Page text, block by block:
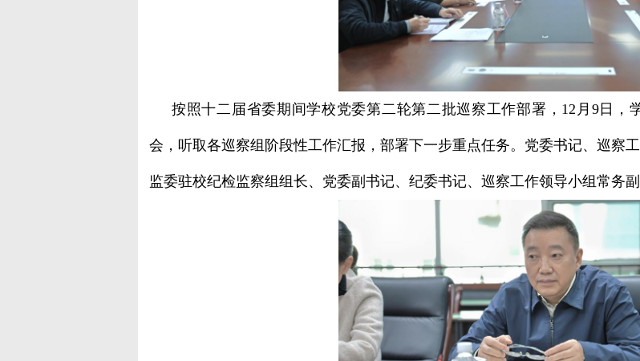
按照十二届省委期间学校党委第二轮第二批巡察工作部署， 12 月 9日，
会，听取各巡察组阶段性工作汇报，部署下一步重点任务。党委书记、巡察
监委驻校纪检监察组组长、党委副书记、纪委书记、巡察工作领导小组常务